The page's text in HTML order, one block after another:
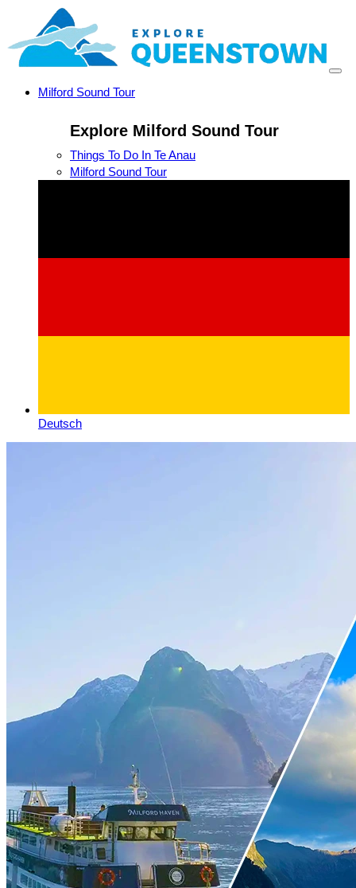
Milford Sound Tour
Explore Milford Sound Tour
Things To Do In Te Anau
Milford Sound Tour
Deutsch